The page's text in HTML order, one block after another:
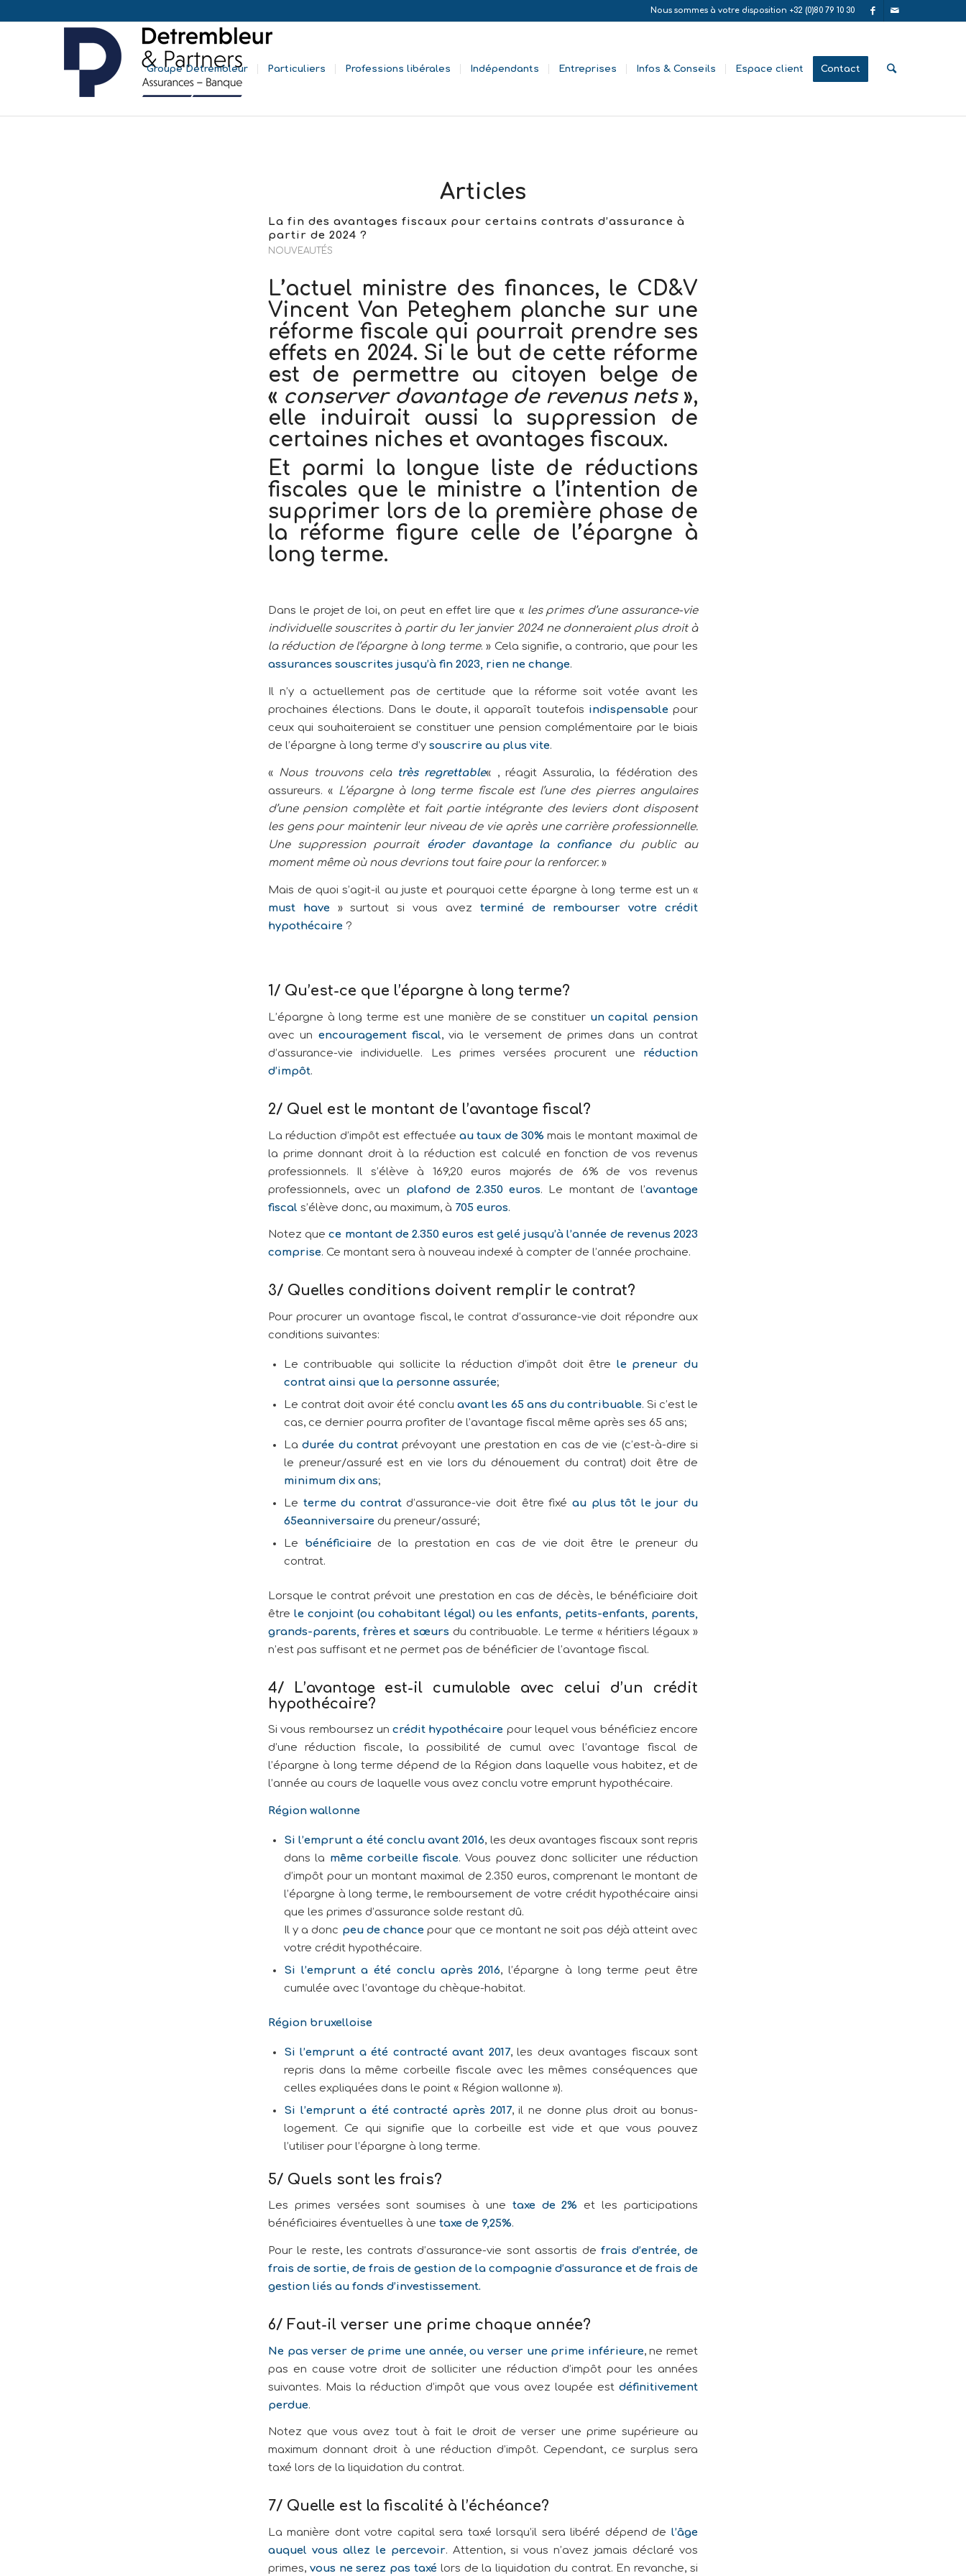
Nous sommes à votre disposition +32 (0)80 79 10 30
Groupe Detrembleur Particuliers Professions libérales Indépendants Entreprises Infos & Conseils Espace client Contact
Articles
La fin des avantages fiscaux pour certains contrats d’assurance à
partir de 2024 ?
NOUVEAUTÉS
L’actuel ministre des finances, le CD&V
Vincent Van Peteghem planche sur une
réforme fiscale qui pourrait prendre ses
effets en 2024. Si le but de cette réforme
est de permettre au citoyen belge de
« conserver davantage de revenus nets»,
elle induirait aussi la suppression de
certaines niches et avantages fiscaux.
Et parmi la longue liste de réductions
fiscales que le ministre a l’intention de
supprimer lors de la première phase de
la réforme figure celle de l’épargne à
long terme.
Dans le projet de loi, on peut en effet lire que « les primes d’une assurance-vie
individuelle souscrites à partir du 1er janvier 2024 ne donneraient plus droit à
la réduction de l’épargne à long terme. » Cela signifie, a contrario, que pour les
assurances souscrites jusqu’à fin 2023, rien ne change.
Il n’y a actuellement pas de certitude que la réforme soit votée avant les
prochaines élections. Dans le doute, il apparaît toutefois indispensable pour
ceux qui souhaiteraient se constituer une pension complémentaire par le biais
de l’épargne à long terme d’y souscrire au plus vite.
« Nous trouvons cela très regrettable« , réagit Assuralia, la fédération des
assureurs. « L’épargne à long terme fiscale est l’une des pierres angulaires
d’une pension complète et fait partie intégrante des leviers dont disposent
les gens pour maintenir leur niveau de vie après une carrière professionnelle.
Une suppression pourrait éroder davantage la confiance du public au
moment même où nous devrions tout faire pour la renforcer.»
Mais de quoi s’agit-il au juste et pourquoi cette épargne à long terme est un «
must have » surtout si vous avez terminé de rembourser votre crédit
hypothécaire ?
1/ Qu’est-ce que l’épargne à long terme?
L’épargne à long terme est une manière de se constituer un capital pension
avec un encouragement fiscal, via le versement de primes dans un contrat
d’assurance-vie individuelle. Les primes versées procurent une réduction
d’impôt.
2/ Quel est le montant de l’avantage fiscal?
La réduction d’impôt est effectuée au taux de 30%mais le montant maximal de
la prime donnant droit à la réduction est calculé en fonction de vos revenus
professionnels. Il s’élève à 169,20 euros majorés de 6% de vos revenus
professionnels, avec un plafond de 2.350 euros. Le montant de l’avantage
fiscal s’élève donc, au maximum, à 705 euros.
Notez quece montant de 2.350 euros est gelé jusqu’à l’année de revenus 2023
comprise. Ce montant sera à nouveau indexé à compter de l’année prochaine.
3/ Quelles conditions doivent remplir le contrat?
Pour procurer un avantage fiscal, le contrat d’assurance-vie doit répondre aux
conditions suivantes:
Le contribuable qui sollicite la réduction d’impôt doit être le preneur du
contrat ainsi que la personne assurée;
Le contrat doit avoir été concluavant les 65 ans du contribuable. Si c’est le
cas, ce dernier pourra profiter de l’avantage fiscal même après ses 65 ans;
Ladurée du contratprévoyant une prestation en cas de vie (c’est-à-dire si
le preneur/assuré est en vie lors du dénouement du contrat) doit être de
minimum dix ans;
Le terme du contrat d’assurance-vie doit être fixé au plus tôt le jour du
65eanniversaire du preneur/assuré;
Le bénéficiaire de la prestation en cas de vie doit être le preneur du
contrat.
Lorsque le contrat prévoit une prestation en cas de décès, le bénéficiaire doit
être le conjoint (ou cohabitant légal) ou les enfants, petits-enfants, parents,
grands-parents, frères et sœurs du contribuable. Le terme « héritiers légaux »
n’est pas suffisant et ne permet pas de bénéficier de l’avantage fiscal.
4/ L’avantage est-il cumulable avec celui d’un crédit
hypothécaire?
Si vous remboursez uncrédit hypothécaire pour lequel vous bénéficiez encore
d’une réduction fiscale, la possibilité de cumul avec l’avantage fiscal de
l’épargne à long terme dépend de la Région dans laquelle vous habitez, et de
l’année au cours de laquelle vous avez conclu votre emprunt hypothécaire.
Région wallonne
Si l’emprunt a été conclu avant 2016, les deux avantages fiscaux sont repris
dans la même corbeille fiscale. Vous pouvez donc solliciter une réduction
d’impôt pour un montant maximal de 2.350 euros, comprenant le montant de
l’épargne à long terme, le remboursement de votre crédit hypothécaire ainsi
que les primes d’assurance solde restant dû.
Il y a donc peu de chance pour que ce montant ne soit pas déjà atteint avec
votre crédit hypothécaire.
Si l’emprunt a été conclu après 2016, l’épargne à long terme peut être
cumulée avec l’avantage du chèque-habitat.
Région bruxelloise
Si l’emprunt a été contracté avant 2017, les deux avantages fiscaux sont
repris dans la même corbeille fiscale avec les mêmes conséquences que
celles expliquées dans le point « Région wallonne »).
Si l’emprunt a été contracté après 2017, il ne donne plus droit au bonus-
logement. Ce qui signifie que la corbeille est vide et que vous pouvez
l’utiliser pour l’épargne à long terme.
5/ Quels sont les frais?
Les primes versées sont soumises à une taxe de 2% et les participations
bénéficiaires éventuelles à une taxe de 9,25%.
Pour le reste, les contrats d’assurance-vie sont assortis defrais d’entrée, de
frais de sortie, de frais de gestion de la compagnie d’assurance et de frais de
gestion liés au fonds d’investissement.
6/ Faut-il verser une prime chaque année?
Ne pas verser de prime une année, ou verser une prime inférieure, ne remet
pas en cause votre droit de solliciter une réduction d’impôt pour les années
suivantes. Mais la réduction d’impôt que vous avez loupée est définitivement
perdue.
Notez que vous avez tout à fait le droit de verser une prime supérieure au
maximum donnant droit à une réduction d’impôt. Cependant, ce surplus sera
taxé lors de la liquidation du contrat.
7/ Quelle est la fiscalité à l’échéance?
La manière dont votre capital sera taxé lorsqu’il sera libéré dépend de l’âge
auquel vous allez le percevoir. Attention, si vous n’avez jamais déclaré vos
primes, vous ne serez pas taxé lors de la liquidation du contrat. En revanche, si